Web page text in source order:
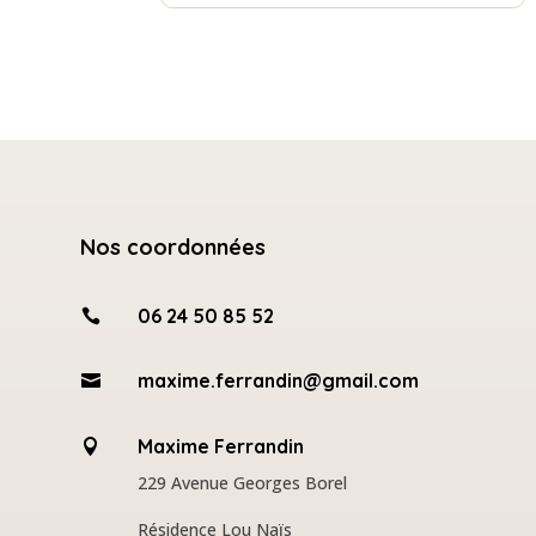
Nos coordonnées
 06 24 50 85 52
 maxime.ferrandin@gmail.com
 Maxime Ferrandin
229 Avenue Georges Borel
Résidence Lou Naïs